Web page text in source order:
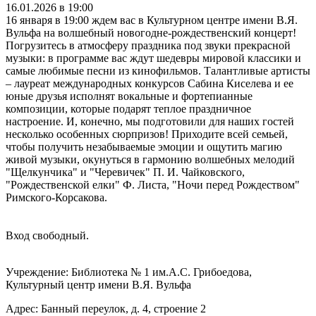
16.01.2026 в 19:00
16 января в 19:00 ждем вас в Культурном центре имени В.Я.
Вульфа на волшебный новогодне-рождественский концерт!
Погрузитесь в атмосферу праздника под звуки прекрасной
музыки: в программе вас ждут шедевры мировой классики и
самые любимые песни из кинофильмов. Талантливые артисты
– лауреат международных конкурсов Сабина Киселева и ее
юные друзья исполнят вокальные и фортепианные
композиции, которые подарят теплое праздничное
настроение. И, конечно, мы подготовили для наших гостей
несколько особенных сюрпризов! Приходите всей семьей,
чтобы получить незабываемые эмоции и ощутить магию
живой музыки, окунуться в гармонию волшебных мелодий
"Щелкунчика" и "Черевичек" П. И. Чайковского,
"Рождественской елки" Ф. Листа, "Ночи перед Рождеством"
Римского-Корсакова.
Вход свободный.
Учреждение: Библиотека № 1 им.А.С. Грибоедова,
Культурный центр имени В.Я. Вульфа
Адрес: Банный переулок, д. 4, строение 2